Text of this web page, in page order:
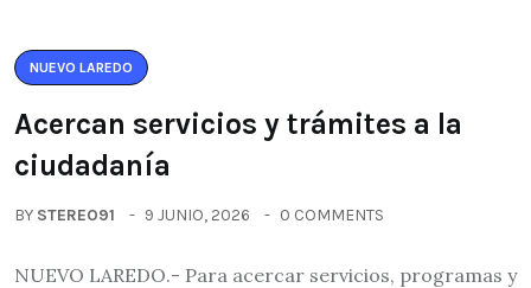
NUEVO LAREDO
Acercan servicios y trámites a la
ciudadanía
BY STEREO91 9 JUNIO, 2026 0 COMMENTS
NUEVO LAREDO.- Para acercar servicios, programas y